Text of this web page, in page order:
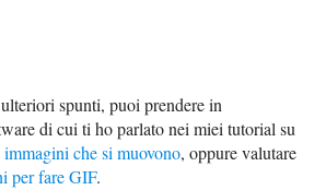
spunti, puoi prendere in
di cui ti ho parlato nei miei tutorial su
che si muovono, oppure valutare
per fare GIF.